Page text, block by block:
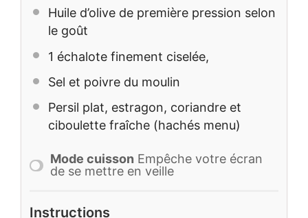
Huile d’olive de première pression selon
le goût
1 échalote finement ciselée,
Sel et poivre du moulin
Persil plat, estragon, coriandre et
ciboulette fraîche (hachés menu)
Mode cuisson Empêche votre écran
de se mettre en veille
Instructions